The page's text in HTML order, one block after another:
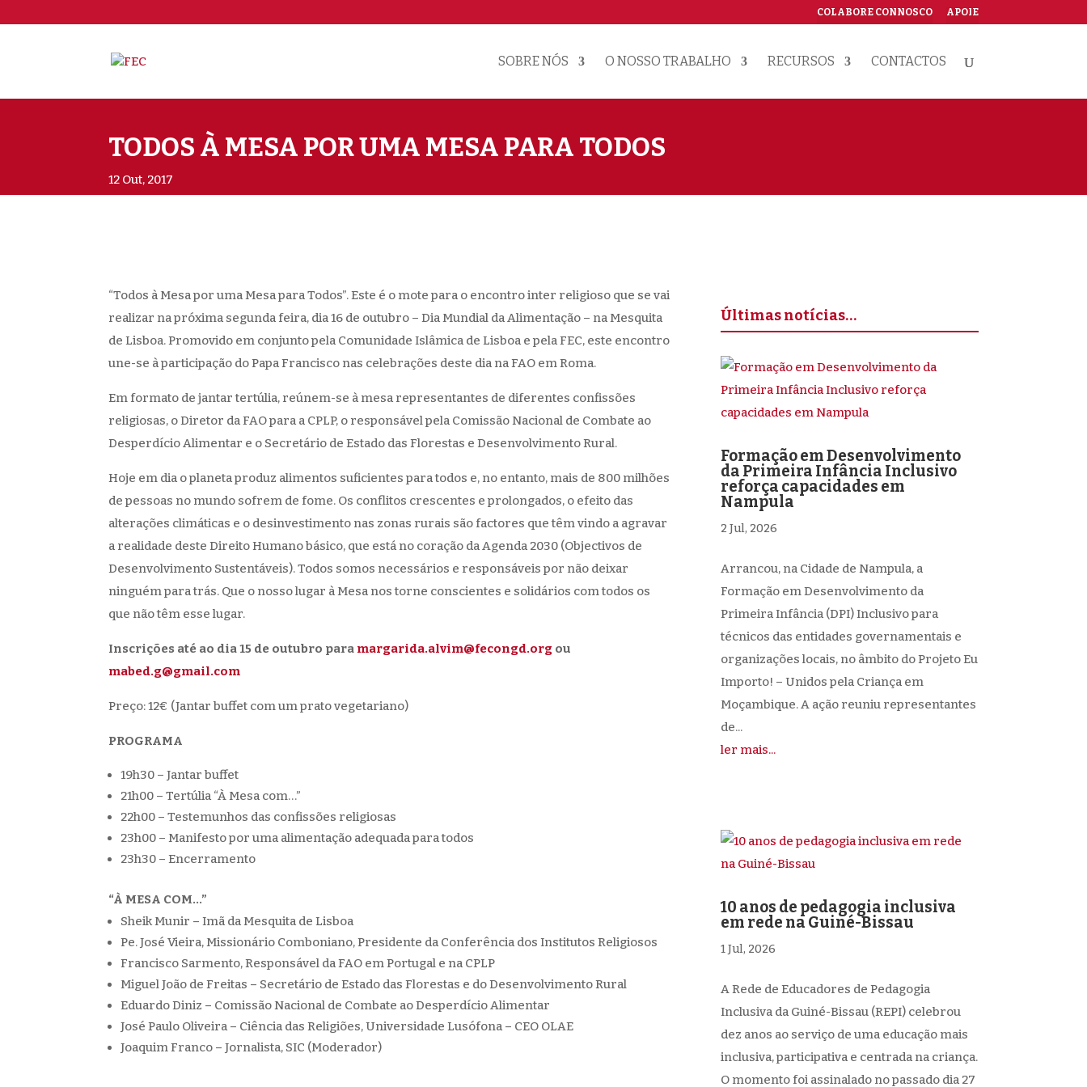
COLABORE CONNOSCO APOIE
SOBRE NÓS O NOSSO TRABALHO RECURSOS CONTACTOS
TODOS À MESA POR UMA MESA PARA TODOS
12 Out, 2017
“Todos à Mesa por uma Mesa para Todos”. Este é o mote para o encontro inter religioso que se vai
realizar na próxima segunda feira, dia 16 de outubro – Dia Mundial da Alimentação – na Mesquita
de Lisboa. Promovido em conjunto pela Comunidade Islâmica de Lisboa e pela FEC, este encontro
une-se à participação do Papa Francisco nas celebrações deste dia na FAO em Roma.
Em formato de jantar tertúlia, reúnem-se à mesa representantes de diferentes confissões
religiosas, o Diretor da FAO para a CPLP, o responsável pela Comissão Nacional de Combate ao
Desperdício Alimentar e o Secretário de Estado das Florestas e Desenvolvimento Rural.
Hoje em dia o planeta produz alimentos suficientes para todos e, no entanto, mais de 800 milhões
de pessoas no mundo sofrem de fome. Os conflitos crescentes e prolongados, o efeito das
alterações climáticas e o desinvestimento nas zonas rurais são factores que têm vindo a agravar
a realidade deste Direito Humano básico, que está no coração da Agenda 2030 (Objectivos de
Desenvolvimento Sustentáveis). Todos somos necessários e responsáveis por não deixar
ninguém para trás. Que o nosso lugar à Mesa nos torne conscientes e solidários com todos os
que não têm esse lugar.
Inscrições até ao dia 15 de outubro para margarida.alvim@fecongd.org ou
mabed.g@gmail.com
Preço: 12€ (Jantar buffet com um prato vegetariano)
PROGRAMA
19h30 – Jantar buffet
21h00 – Tertúlia “À Mesa com…”
22h00 – Testemunhos das confissões religiosas
23h00 – Manifesto por uma alimentação adequada para todos
23h30 – Encerramento
“À MESA COM…”
Sheik Munir – Imã da Mesquita de Lisboa
Pe. José Vieira, Missionário Comboniano, Presidente da Conferência dos Institutos Religiosos
Francisco Sarmento, Responsável da FAO em Portugal e na CPLP
Miguel João de Freitas – Secretário de Estado das Florestas e do Desenvolvimento Rural
Eduardo Diniz – Comissão Nacional de Combate ao Desperdício Alimentar
José Paulo Oliveira – Ciência das Religiões, Universidade Lusófona – CEO OLAE
Joaquim Franco – Jornalista, SIC (Moderador)
Últimas notícias…
Formação em Desenvolvimento
da Primeira Infância Inclusivo
reforça capacidades em
Nampula
2 Jul, 2026
Arrancou, na Cidade de Nampula, a
Formação em Desenvolvimento da
Primeira Infância (DPI) Inclusivo para
técnicos das entidades governamentais e
organizações locais, no âmbito do Projeto Eu
Importo! – Unidos pela Criança em
Moçambique. A ação reuniu representantes
de...
ler mais...
10 anos de pedagogia inclusiva
em rede na Guiné-Bissau
1 Jul, 2026
A Rede de Educadores de Pedagogia
Inclusiva da Guiné-Bissau (REPI) celebrou
dez anos ao serviço de uma educação mais
inclusiva, participativa e centrada na criança.
O momento foi assinalado no passado dia 27